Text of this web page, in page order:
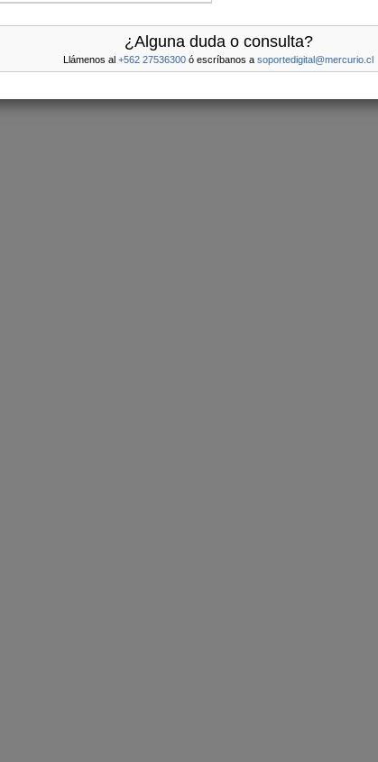
¿Alguna duda o consulta?
Llámenos al +562 27536300 ó escríbanos a soportedigital@mercurio.cl